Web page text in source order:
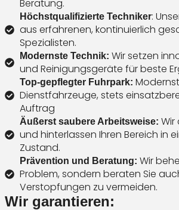
Beratung.
Höchstqualifizierte Techniker:
aus erfahrenen, kontinuierlich
Spezialisten.
Modernste Technik: Wir setzen
und Reinigungsgeräte für beste
Top-gepflegter Fuhrpark:
Dienstfahrzeuge, stets
Auftrag
Äußerst saubere Arbeitsweise:
und hinterlassen Ihren Bereich in
Zustand.
Prävention und Beratung: Wir
Problem, sondern beraten Sie
Verstopfungen zu vermeiden.
Wir garantieren: